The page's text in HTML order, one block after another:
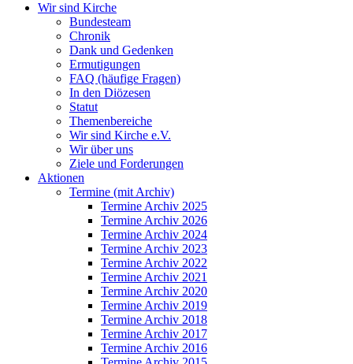
Wir sind Kirche
Bundesteam
Chronik
Dank und Gedenken
Ermutigungen
FAQ (häufige Fragen)
In den Diözesen
Statut
Themenbereiche
Wir sind Kirche e.V.
Wir über uns
Ziele und Forderungen
Aktionen
Termine (mit Archiv)
Termine Archiv 2025
Termine Archiv 2026
Termine Archiv 2024
Termine Archiv 2023
Termine Archiv 2022
Termine Archiv 2021
Termine Archiv 2020
Termine Archiv 2019
Termine Archiv 2018
Termine Archiv 2017
Termine Archiv 2016